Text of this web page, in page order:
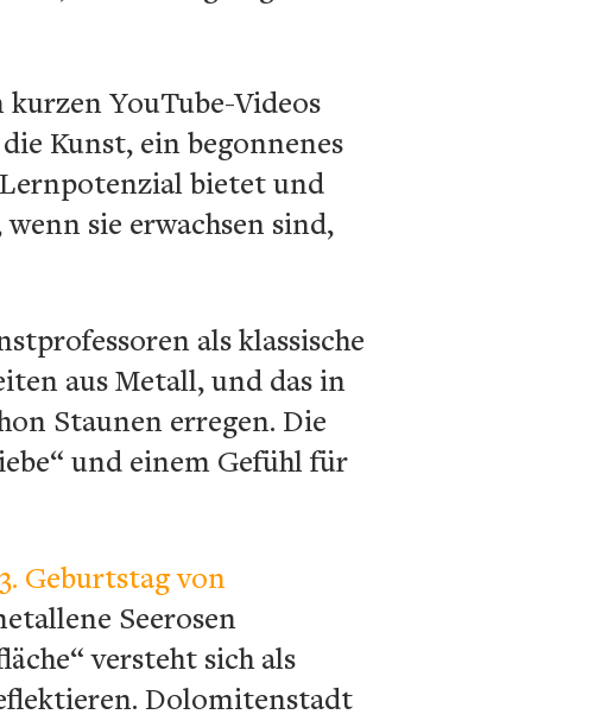
YouTube-Videos
Kunst, ein begonnenes
bietet und
sie erwachsen sind,
als klassische
aus Metall, und das in
Staunen erregen. Die
und einem Gefühl für
Geburtstag von
Seerosen
versteht sich als
Dolomitenstadt